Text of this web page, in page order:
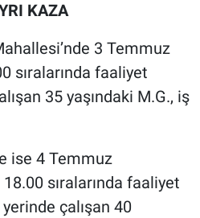
KAZA
3 Temmuz
sıralarında faaliyet
35 yaşındaki M.G., iş
ise 4 Temmuz
sıralarında faaliyet
çalışan 40